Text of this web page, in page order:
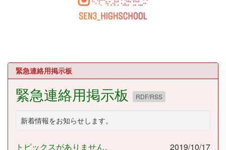
緊急連絡用掲示板
緊急連絡用掲示板 RDF/RSS
新着情報をお知らせします。
トピックスがありません。 2019/10/17